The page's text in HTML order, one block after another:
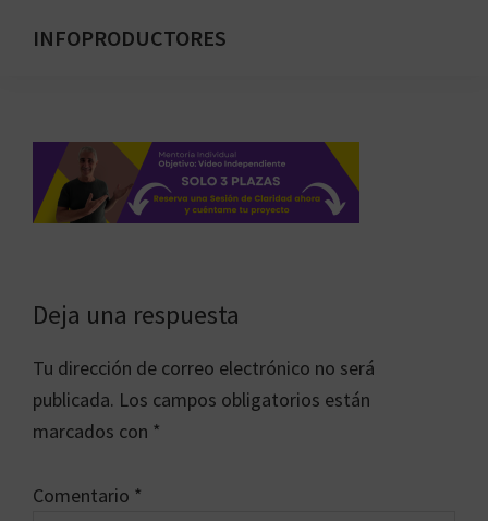
INFOPRODUCTORES
digitales
Interacciones
con
los
lectores
Deja una respuesta
Tu dirección de correo electrónico no será
publicada. Los campos obligatorios están
marcados con *
Comentario *